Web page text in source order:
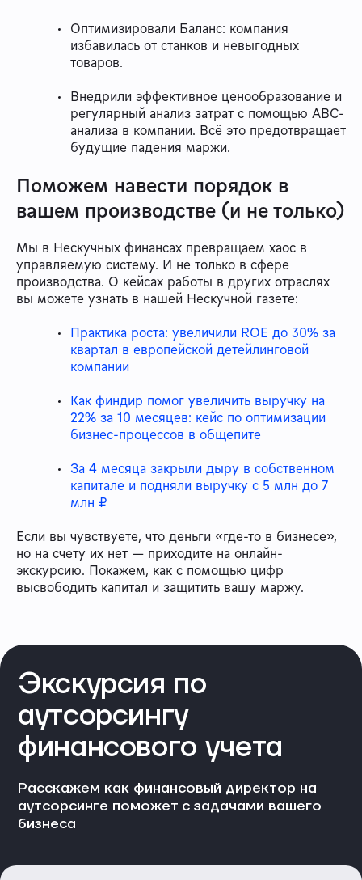
Оптимизировали Баланс: компания
избавилась от станков и невыгодных
товаров.
Внедрили эффективное ценообразование и
регулярный анализ затрат с помощью АВС-
анализа в компании. Всё это предотвращает
будущие падения маржи.
Поможем навести порядок в
вашем производстве (и не только)
Мы в Нескучных финансах превращаем хаос в
управляемую систему. И не только в сфере
производства. О кейсах работы в других отраслях
вы можете узнать в нашей Нескучной газете:
Практика роста: увеличили ROE до 30% за
квартал в европейской детейлинговой
компании
Как финдир помог увеличить выручку на
22% за 10 месяцев: кейс по оптимизации
бизнес-процессов в общепите
За 4 месяца закрыли дыру в собственном
капитале и подняли выручку с 5 млн до 7
млн ₽
Если вы чувствуете, что деньги «где-то в бизнесе»,
но на счету их нет — приходите на онлайн-
экскурсию. Покажем, как с помощью цифр
высвободить капитал и защитить вашу маржу.
Экскурсия по
аутсорсингу
финансового учета
Расскажем как финансовый директор на
аутсорсинге поможет с задачами вашего
бизнеса